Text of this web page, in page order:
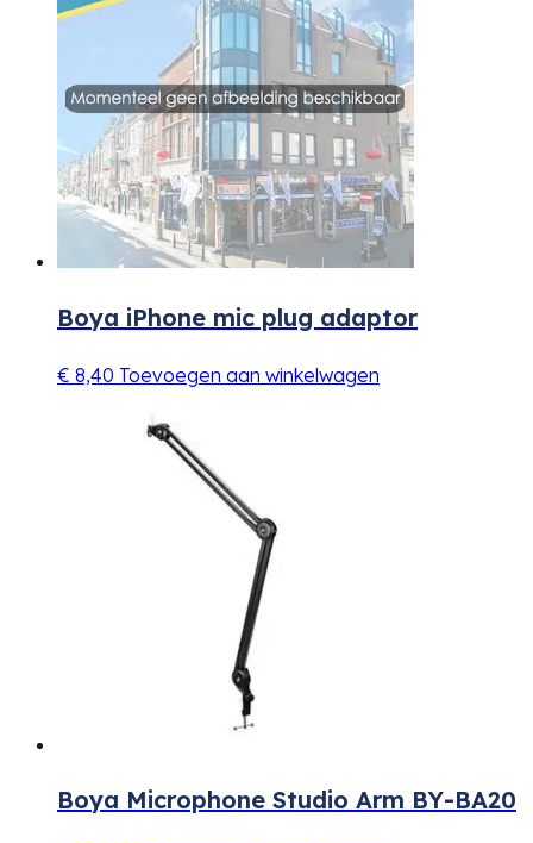
Boya iPhone mic plug adaptor
€ 8,40 Toevoegen aan winkelwagen
Boya Microphone Studio Arm BY-BA20